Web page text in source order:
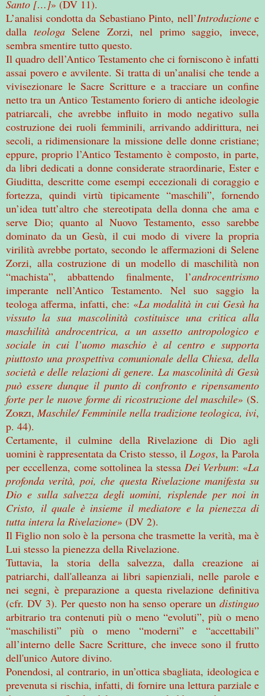
Santo […]» (DV 11).
L’analisi condotta da Sebastiano Pinto, nell’Introduzionee
dalla teologaSelene Zorzi, nel primo saggio, invece,
sembra smentire tutto questo.
Il quadro dell’Antico Testamento che ci forniscono è infatti
assai povero e avvilente. Si tratta di un’analisi che tende a
vivisezionare le Sacre Scritture e a tracciare un confine
netto tra un Antico Testamento foriero di antiche ideologie
patriarcali, che avrebbe influito in modo negativo sulla
costruzione dei ruoli femminili, arrivando addirittura, nei
secoli, a ridimensionare la missione delle donne cristiane;
eppure, proprio l’Antico Testamento è composto, in parte,
da libri dedicati a donne considerate straordinarie, Ester e
Giuditta, descritte come esempi eccezionali di coraggio e
fortezza, quindi virtù tipicamente “maschili”, fornendo
un’idea tutt’altro che stereotipata della donna che ama e
serve Dio; quanto al Nuovo Testamento, esso sarebbe
dominato da un Gesù, il cui modo di vivere la propria
virilità avrebbe portato, secondo le affermazioni di Selene
Zorzi, alla costruzione di un modello di maschilità non
“machista”, abbattendo finalmente, l’androcentrismo
imperante nell’Antico Testamento. Nel suo saggio la
teologa afferma, infatti, che: «La modalità in cui Gesù ha
vissuto la sua mascolinità costituisce una critica alla
maschilità androcentrica, a un assetto antropologico e
sociale in cui l’uomo maschio è al centro e supporta
piuttosto una prospettiva comunionale della Chiesa, della
società e delle relazioni di genere. La mascolinità di Gesù
può essere dunque il punto di confronto e ripensamento
forte per le nuove forme di ricostruzione del maschile» (S.
Zorzi, Maschile/ Femminile nella tradizione teologica, ivi,
p. 44).
Certamente, il culmine della Rivelazione di Dio agli
uomini è rappresentata da Cristo stesso, il Logos, la Parola
per eccellenza, come sottolinea la stessa Dei Verbum: «La
profonda verità, poi, che questa Rivelazione manifesta su
Dio e sulla salvezza degli uomini, risplende per noi in
Cristo, il quale è insieme il mediatore e la pienezza di
tutta intera la Rivelazione» (DV 2).
Il Figlio non solo è la persona che trasmette la verità, ma è
Lui stesso la pienezza della Rivelazione.
Tuttavia, la storia della salvezza, dalla creazione ai
patriarchi, dall'alleanza ai libri sapienziali, nelle parole e
nei segni, è preparazione a questa rivelazione definitiva
(cfr. DV 3). Per questo non ha senso operare un distinguo
arbitrario tra contenuti più o meno “evoluti”, più o meno
“maschilisti” più o meno “moderni” e “accettabili”
all’interno delle Sacre Scritture, che invece sono il frutto
dell'unico Autore divino.
Ponendosi, al contrario, in un’ottica sbagliata, ideologica e
prevenuta si rischia, infatti, di fornire una lettura parziale e